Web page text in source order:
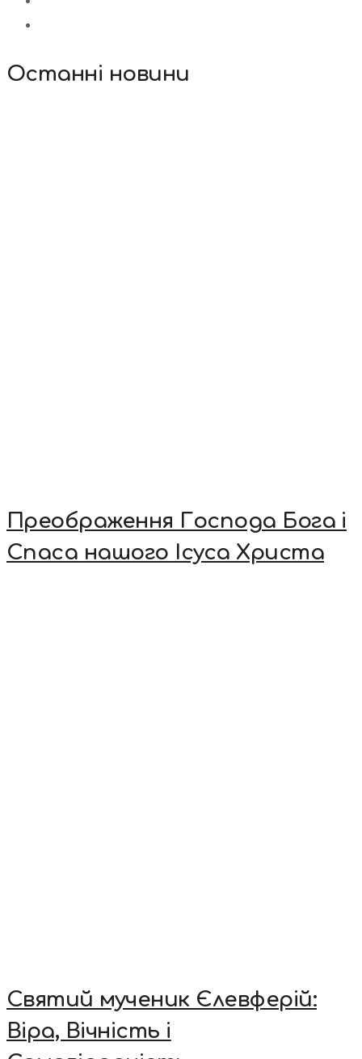
Останні новини
Преображення Господа Бога і
Спаса нашого Ісуса Христа
Святий мученик Єлевферій:
Віра, Вічність і